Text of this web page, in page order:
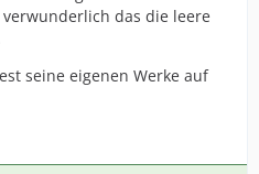
das die leere
seine eigenen Werke auf